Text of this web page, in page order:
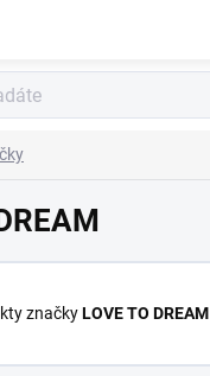
značkyLOVE TO DREAM